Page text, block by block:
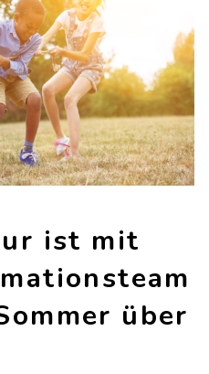
entdecken
mit unsist mit
über